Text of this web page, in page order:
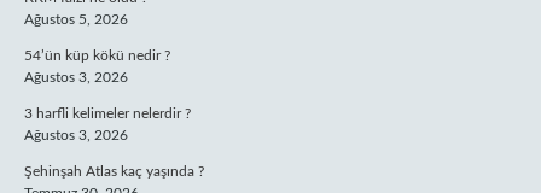
Ağustos 5, 2026
54’ün küp kökü nedir ?
Ağustos 3, 2026
3 harfli kelimeler nelerdir ?
Ağustos 3, 2026
Şehinşah Atlas kaç yaşında ?